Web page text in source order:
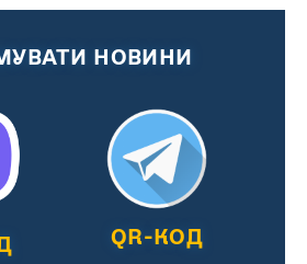
НОВИНИ
QR-КОД